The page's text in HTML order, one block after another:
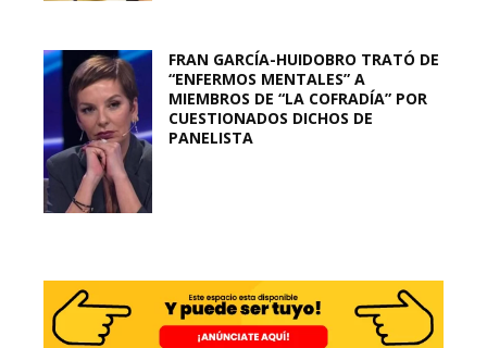
FRAN GARCÍA-HUIDOBRO TRATÓ DE
“ENFERMOS MENTALES” A
MIEMBROS DE “LA COFRADÍA” POR
CUESTIONADOS DICHOS DE
PANELISTA